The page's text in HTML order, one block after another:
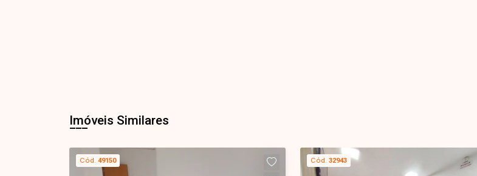
Imóveis Similares
Cód. 49150 Cód. 32943